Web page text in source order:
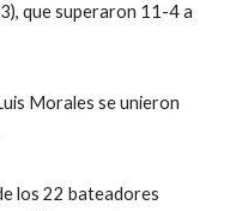
que superaron 11-4 a
Morales se unieron
los 22 bateadores